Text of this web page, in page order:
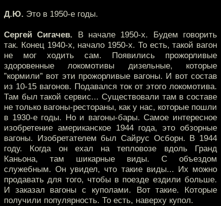
Д.Ю. Это в 1950-е годы.
Сергей Сигачев. В начале 1950-х. Будем говорить
так. Конец 1940-х, начало 1950-х. То есть, такой вагон
не мог ходить сам. Появились прожорливые
здоровенные локомотивы дизельные, которые
”кормили” вот эти прожорливые вагоны. И вот состав
из 10-15 вагонов. Подавался ток от этого локомотива.
Там был такой сервис... Существовали там в составе
не только вагоны-рестораны, как у нас, которые пошли
в 1930-е годы. Но и вагоны-бары. Самое интересное
изобретение американское 1944 года, это обзорные
вагоны. Изобретателем был Сайрус Осборн. В 1944
году. Когда он ехал на тепловозе вдоль Гранд
Каньона, там шикарные виды. С объездом
служебным. Он увидел, что такие виды... Их можно
продавать для того, чтобы в поезде ездили больше.
И заказал вагоны с куполами. Вот такие. Которые
получили популярность. То есть, наверху купол.